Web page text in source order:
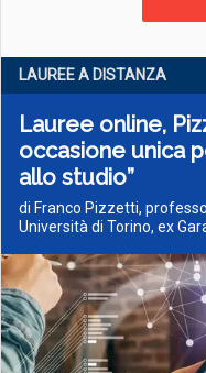
LAUREE A DISTANZA
Lauree online,
occasione unica
allo studio”
di Franco Pizzetti,
Università di Torino, ex